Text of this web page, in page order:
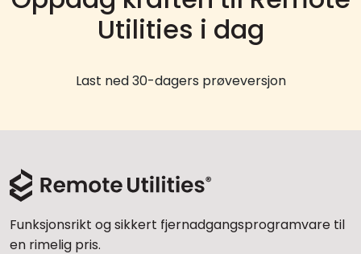
Utilities i dag
Last ned 30-dagers prøveversjon
Funksjonsrikt og sikkert fjernadgangsprogramvare til
en rimelig pris.